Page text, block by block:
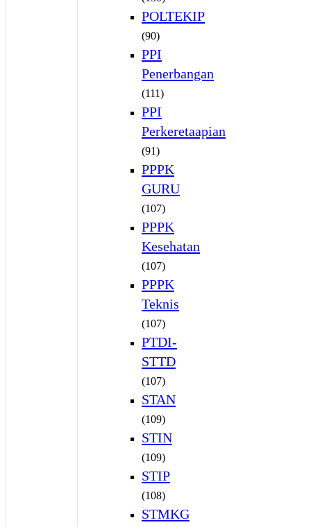
POLTEKIP
(90)
PPI
Penerbangan
(111)
PPI
Perkeretaapian
(91)
PPPK
GURU
(107)
PPPK
Kesehatan
(107)
PPPK
Teknis
(107)
PTDI-
STTD
(107)
STAN
(109)
STIN
(109)
STIP
(108)
STMKG